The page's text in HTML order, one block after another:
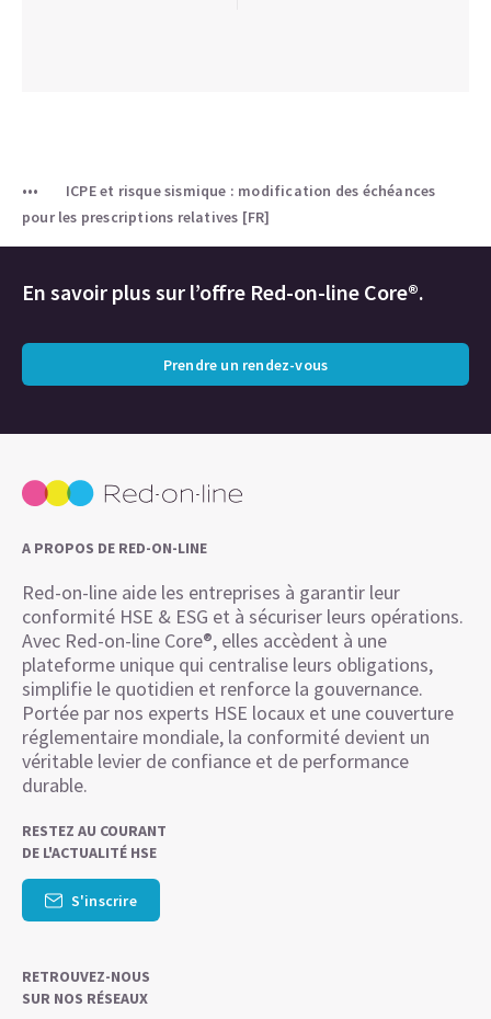
ICPE et risque sismique : modification des échéances
pour les prescriptions relatives [FR]
En savoir plus sur l’offre Red-on-line Core®.
Prendre un rendez-vous
A PROPOS DE RED-ON-LINE
Red-on-line aide les entreprises à garantir leur
conformité HSE & ESG et à sécuriser leurs opérations.
Avec Red-on-line Core®, elles accèdent à une
plateforme unique qui centralise leurs obligations,
simplifie le quotidien et renforce la gouvernance.
Portée par nos experts HSE locaux et une couverture
réglementaire mondiale, la conformité devient un
véritable levier de confiance et de performance
durable.
RESTEZ AU COURANT
DE L'ACTUALITÉ HSE
S'inscrire
RETROUVEZ-NOUS
SUR NOS RÉSEAUX